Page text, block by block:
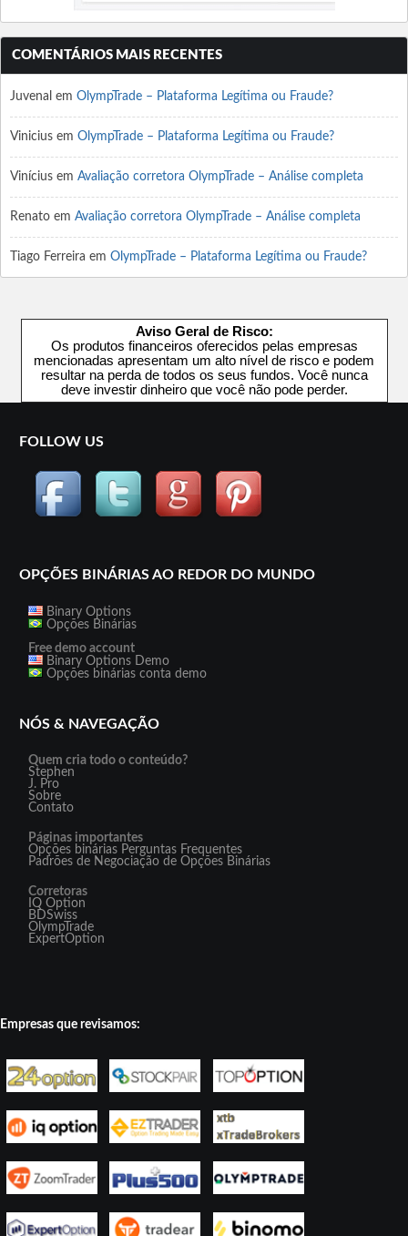
COMENTÁRIOS MAIS RECENTES
Juvenal em OlympTrade – Plataforma Legítima ou Fraude?
Vinicius em OlympTrade – Plataforma Legítima ou Fraude?
Vinícius em Avaliação corretora OlympTrade – Análise completa
Renato em Avaliação corretora OlympTrade – Análise completa
Tiago Ferreira em OlympTrade – Plataforma Legítima ou Fraude?
Aviso Geral de Risco:
Os produtos financeiros oferecidos pelas empresas
mencionadas apresentam um alto nível de risco e podem
resultar na perda de todos os seus fundos. Você nunca
deve investir dinheiro que você não pode perder.
FOLLOW US
OPÇÕES BINÁRIAS AO REDOR DO MUNDO
Binary Options
Opções Binárias
Free demo account
Binary Options Demo
Opções binárias conta demo
NÓS & NAVEGAÇÃO
Quem cria todo o conteúdo?
Stephen
J. Pro
Sobre
Contato
Páginas importantes
Opções binárias Perguntas Frequentes
Padrões de Negociação de Opções Binárias
Corretoras
IQ Option
BDSwiss
OlympTrade
ExpertOption
Empresas que revisamos: